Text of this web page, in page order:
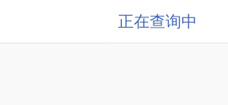
正在查询中